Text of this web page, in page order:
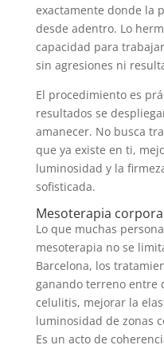
exactamente donde la
desde adentro. Lo
capacidad para
sin agresiones ni
El procedimiento es
resultados se
amanecer. No busca
que ya existe en ti,
luminosidad y la
sofisticada.
Mesoterapia
Lo que muchas
mesoterapia no se
Barcelona, los
ganando terreno entre
celulitis, mejorar la
luminosidad de zonas
Es un acto de